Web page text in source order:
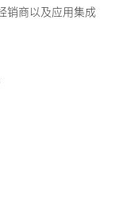
销商以及应用集成